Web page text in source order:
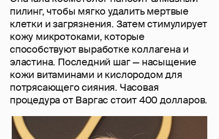
пилинг, чтобы мягко удалить мертвые
клетки и загрязнения. Затем стимулирует
кожу микротоками, которые
способствуют выработке коллагена и
эластина. Последний шаг — насыщение
кожи витаминами и кислородом для
потрясающего сияния. Часовая
процедура от Варгас стоит 400 долларов.